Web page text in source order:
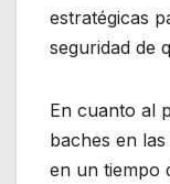
estratégicas
seguridad de
En cuanto al
baches en
en un tiempo